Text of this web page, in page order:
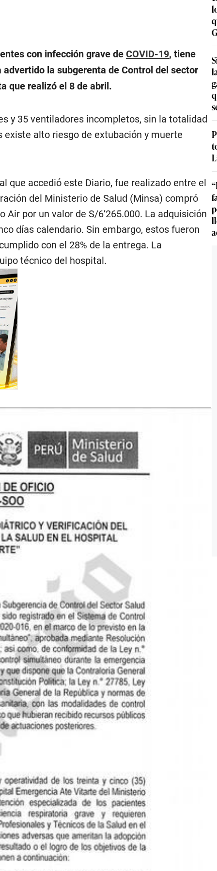
con infección grave deCOVID-19, tiene
la subgerenta de Control del sector
que realizó el 8 de abril.
y 35 ventiladores incompletos, sin la totalidad
existe alto riesgo de extubación y muerte
que accedió este Diario, fue realizado entre el
del Ministerio de Salud (Minsa) compró
por un valor de S/6’265.000. La adquisición
días calendario. Sin embargo, estos fueron
con el 28% de la entrega. La
técnico del hospital.